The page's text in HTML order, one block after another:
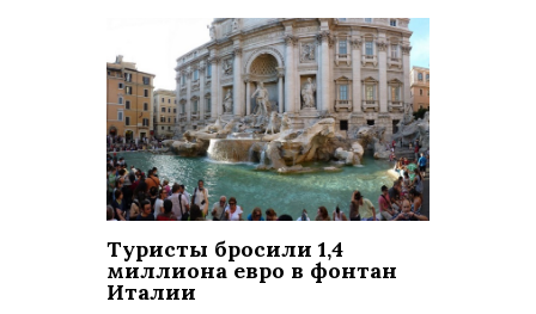
Туристы бросили 1,4
миллиона евро в фонтан
Италии